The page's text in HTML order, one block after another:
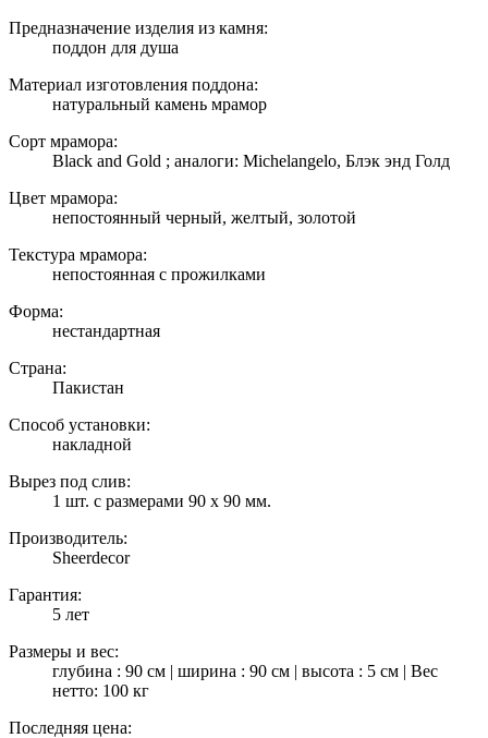
Предназначение изделия из камня:
поддон для душа
Материал изготовления поддона:
натуральный камень мрамор
Сорт мрамора:
Black and Gold ; аналоги: Michelangelo, Блэк энд Голд
Цвет мрамора:
непостоянный черный, желтый, золотой
Текстура мрамора:
непостоянная с прожилками
Форма:
нестандартная
Страна:
Пакистан
Способ установки:
накладной
Вырез под слив:
1 шт. с размерами 90 х 90 мм.
Производитель:
Sheerdecor
Гарантия:
5 лет
Размеры и вес:
глубина : 90 см | ширина : 90 см | высота : 5 см | Вес
нетто: 100 кг
Последняя цена: